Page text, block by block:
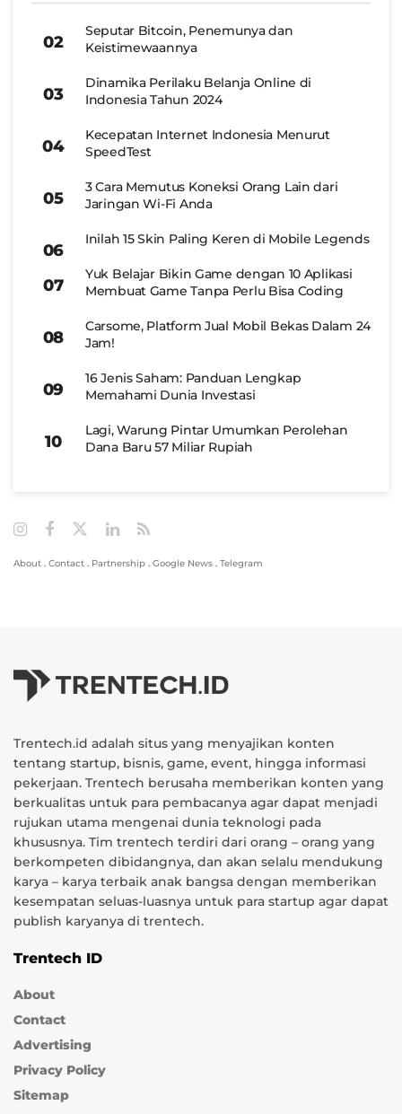
Seputar Bitcoin, Penemunya dan
Keistimewaannya
Dinamika Perilaku Belanja Online di
Indonesia Tahun 2024
Kecepatan Internet Indonesia Menurut
SpeedTest
3 Cara Memutus Koneksi Orang Lain dari
Jaringan Wi-Fi Anda
Inilah 15 Skin Paling Keren di Mobile Legends
Yuk Belajar Bikin Game dengan 10 Aplikasi
Membuat Game Tanpa Perlu Bisa Coding
Carsome, Platform Jual Mobil Bekas Dalam 24
Jam!
16 Jenis Saham: Panduan Lengkap
Memahami Dunia Investasi
Lagi, Warung Pintar Umumkan Perolehan
Dana Baru 57 Miliar Rupiah
About . Contact . Partnership . Google News . Telegram
Trentech.id adalah situs yang menyajikan konten
tentang startup, bisnis, game, event, hingga informasi
pekerjaan. Trentech berusaha memberikan konten yang
berkualitas untuk para pembacanya agar dapat menjadi
rujukan utama mengenai dunia teknologi pada
khususnya. Tim trentech terdiri dari orang – orang yang
berkompeten dibidangnya, dan akan selalu mendukung
karya – karya terbaik anak bangsa dengan memberikan
kesempatan seluas-luasnya untuk para startup agar dapat
publish karyanya di trentech.
Trentech ID
About
Contact
Advertising
Privacy Policy
Sitemap